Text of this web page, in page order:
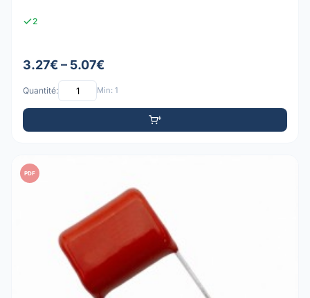
2
3.27€ – 5.07€
Quantité: Min: 1
PDF